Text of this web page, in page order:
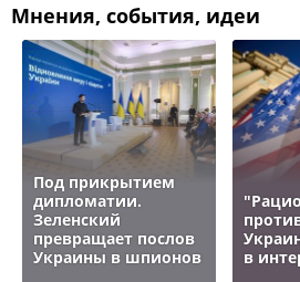
Мнения, события, идеи
Под прикрытием
дипломатии.
Зеленский
превращает послов
Украины в шпионов
в